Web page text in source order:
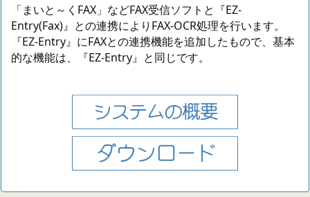
「まいと～くFAX」などFAX受信ソフトと『EZ-
Entry(Fax)』との連携によりFAX-OCR処理を行います。
『EZ-Entry』にFAXとの連携機能を追加したもので、基本
的な機能は、『EZ-Entry』と同じです。